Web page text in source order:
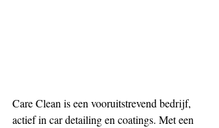
Care Clean is een vooruitstrevend bedrijf,
actief in car detailing en coatings. Met een